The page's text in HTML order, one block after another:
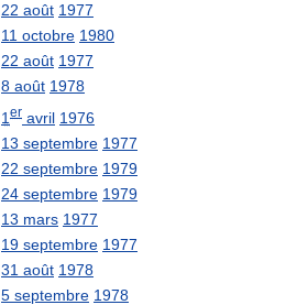
22 août 1977
11 octobre 1980
22 août 1977
8 août 1978
1 er avril 1976
13 septembre 1977
22 septembre 1979
24 septembre 1979
13 mars 1977
19 septembre 1977
31 août 1978
5 septembre 1978